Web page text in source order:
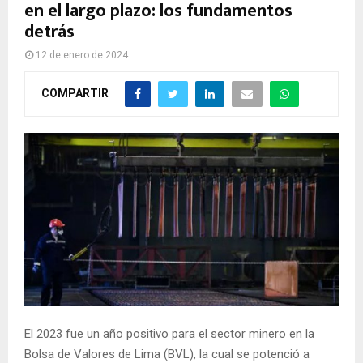
en el largo plazo: los fundamentos
detrás
12 de enero de 2024
COMPARTIR
El 2023 fue un año positivo para el sector minero en la
Bolsa de Valores de Lima (BVL), la cual se potenció a